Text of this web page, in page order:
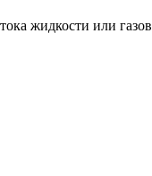
жидкости или газов